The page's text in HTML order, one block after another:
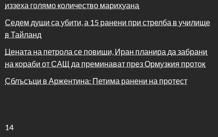
иззеха голямо количество марихуана
Седем души са убити, а 15 ранени при стрелба в училище
в Тайланд
Цената на петрола се повиши, Иран планира да забрани
на кораби от САЩ да преминават през Ормузкия проток
Сблъсъци в Аржентина: Петима ранени на протест
14